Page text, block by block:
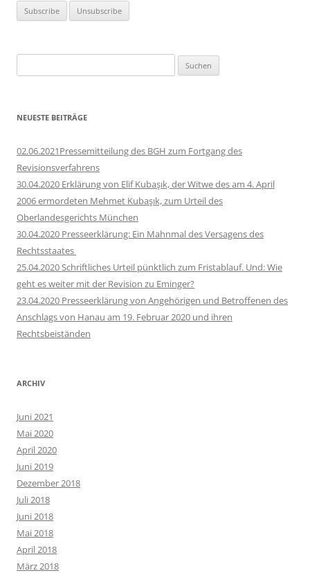
nach:
NEUESTE BEITRÄGE
02.06.2021Pressemitteilung des BGH zum Fortgang des
Revisionsverfahrens
30.04.2020 Erklärung von Elif Kubaşık, der Witwe des am 4. April
2006 ermordeten Mehmet Kubaşık, zum Urteil des
Oberlandesgerichts München
30.04.2020 Presseerklärung: Ein Mahnmal des Versagens des
Rechtsstaates
25.04.2020 Schriftliches Urteil pünktlich zum Fristablauf. Und: Wie
geht es weiter mit der Revision zu Eminger?
23.04.2020 Presseerklärung von Angehörigen und Betroffenen des
Anschlags von Hanau am 19. Februar 2020 und ihren
Rechtsbeiständen
ARCHIV
Juni 2021
Mai 2020
April 2020
Juni 2019
Dezember 2018
Juli 2018
Juni 2018
Mai 2018
April 2018
März 2018